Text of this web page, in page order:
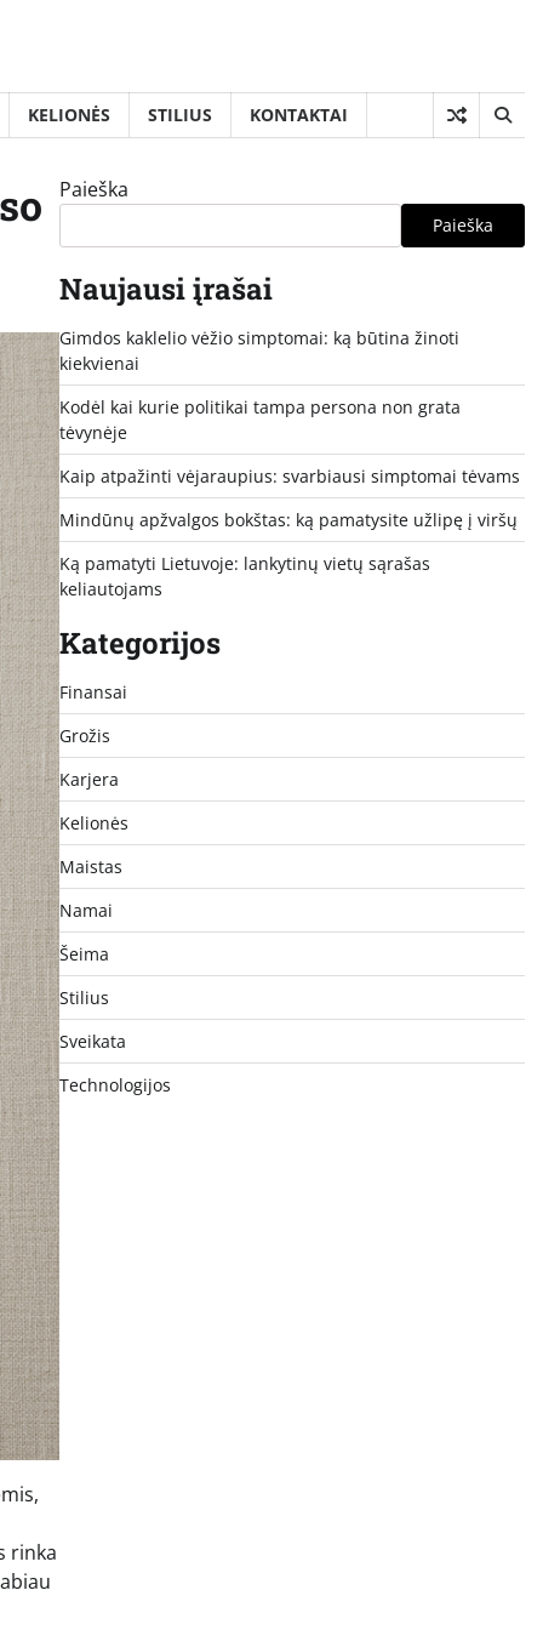
KELIONĖS STILIUS KONTAKTAI
rinka
Paieška
Paieška
Naujausi įrašai
Gimdos kaklelio vėžio simptomai: ką būtina žinoti
kiekvienai
Kodėl kai kurie politikai tampa persona non grata
tėvynėje
Kaip atpažinti vėjaraupius: svarbiausi simptomai tėvams
Mindūnų apžvalgos bokštas: ką pamatysite užlipę į viršų
Ką pamatyti Lietuvoje: lankytinų vietų sąrašas
keliautojams
Kategorijos
Finansai
Grožis
Karjera
Kelionės
Maistas
Namai
Šeima
Stilius
Sveikata
Technologijos